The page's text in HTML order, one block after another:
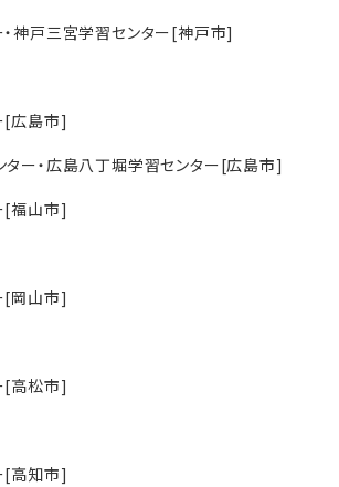
神戸三宮学習センター[神戸市]
[広島市]
ー・広島八丁堀学習センター[広島市]
[福山市]
[岡山市]
[高松市]
[高知市]